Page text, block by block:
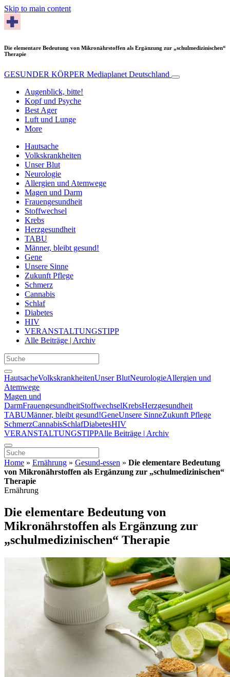
Skip to main content
Die elementare Bedeutung von Mikronährstoffen als Ergänzung zur „schulmedizinischen“
Therapie
GESUNDER KÖRPER Mediaplanet Deutschland
Augenblick, bitte!
Kopf und Psyche
Best Ager
Luft und Lunge
More
Hautsache
Volkskrankheiten
Unser Blut
Neurologie
Allergien und Atemwege
Magen und Darm
Frauengesundheit
Stoffwechsel
Krebs
Herzgesundheit
TABU
Männer, bleibt gesund!
Gene
Unsere Sinne
Zukunft Pflege
Schmerz
Cannabis
Schlaf
Diabetes
HIV
VERANSTALTUNGSTIPP
Alle Beiträge | Archiv
HautsacheVolkskrankheitenUnser BlutNeurologieAllergien und
Atemwege
Magen und
DarmFrauengesundheitStoffwechselKrebsHerzgesundheit
TABUMänner, bleibt gesund!GeneUnsere SinneZukunft Pflege
SchmerzCannabisSchlafDiabetesHIV
VERANSTALTUNGSTIPPAlle Beiträge | Archiv
Home » Ernährung » Gesund-essen » Die elementare Bedeutung
von Mikronährstoffen als Ergänzung zur „schulmedizinischen“
Therapie
Ernährung
Die elementare Bedeutung von
Mikronährstoffen als Ergänzung zur
„schulmedizinischen“ Therapie